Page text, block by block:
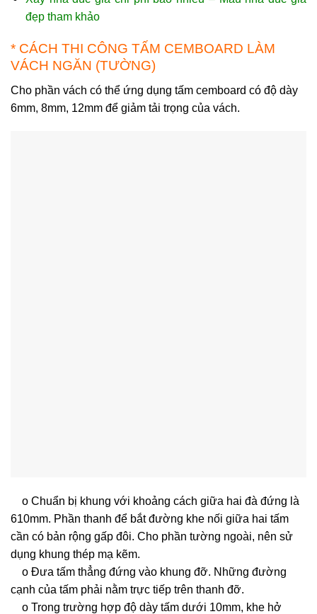
đẹp tham khảo
* CÁCH THI CÔNG TẤM CEMBOARD LÀM
VÁCH NGĂN (TƯỜNG)
Cho phần vách có thể ứng dụng tấm cemboard có độ dày
6mm, 8mm, 12mm để giảm tải trọng của vách.
o Chuẩn bị khung với khoảng cách giữa hai đà đứng là
610mm. Phần thanh để bắt đường khe nối giữa hai tấm
cần có bản rộng gấp đôi. Cho phần tường ngoài, nên sử
dụng khung thép mạ kẽm.
o Đưa tấm thẳng đứng vào khung đỡ. Những đường
cạnh của tấm phải nằm trực tiếp trên thanh đỡ.
o Trong trường hợp độ dày tấm dưới 10mm, khe hở